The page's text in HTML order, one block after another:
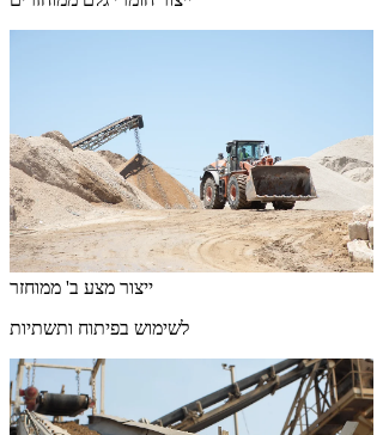
ייצור מצע ב' ממוחזר
לשימוש בפיתוח ותשתיות